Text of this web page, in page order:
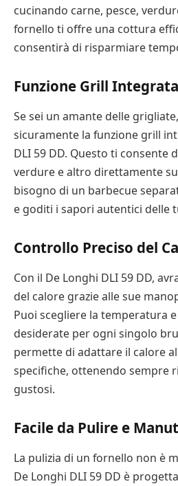
cucinando carne, pesce,
fornello ti offre una cottura
consentirà di risparmiare
Funzione Grill Integrata
Se sei un amante delle
sicuramente la funzione grill
DLI 59 DD. Questo ti consente
verdure e altro direttamente
bisogno di un barbecue
e goditi i sapori autentici delle
Controllo Preciso del
Con il De Longhi DLI 59 DD,
del calore grazie alle sue
Puoi scegliere la temperatura
desiderate per ogni singolo
permette di adattare il calore
specifiche, ottenendo sempre
gustosi.
Facile da Pulire e
La pulizia di un fornello non è
De Longhi DLI 59 DD è